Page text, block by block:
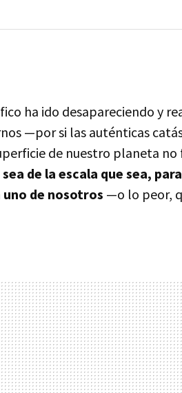
ha ido desapareciendo y
—por si las auténticas
de nuestro planeta
de la escala que sea,
uno de nosotros —o lo peor,